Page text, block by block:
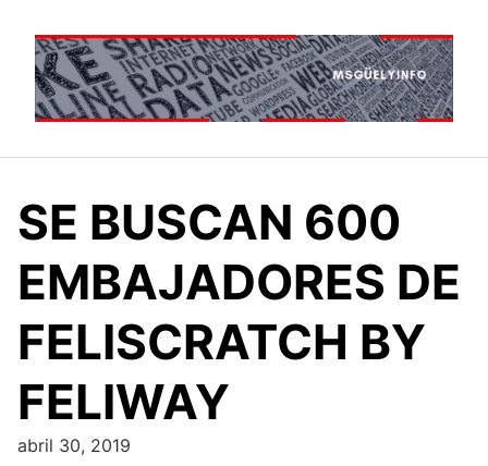
contenido
SE BUSCAN 600
EMBAJADORES DE
FELISCRATCH BY
FELIWAY
abril 30, 2019